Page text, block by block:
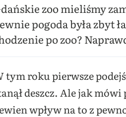
zoo mieliśmy
pogoda była zbyt
po zoo?
tym roku pierwsze
deszcz. Ale jak
wpływ na to z